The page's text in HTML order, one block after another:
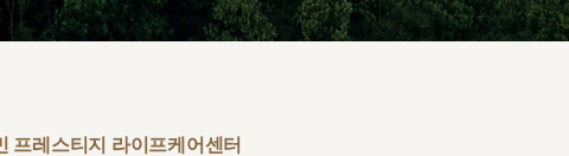
프레스티지 라이프케어센터